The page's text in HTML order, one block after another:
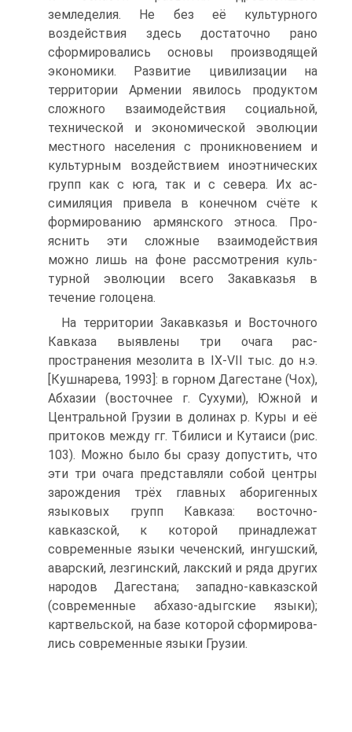
земледелия. Не без её культурного
воздействия здесь достаточно рано
сформи­ровались основы производящей
экономики. Развитие цивилизации на
террито­рии Армении явилось продуктом
сложного взаимодействия социальной,
техни­ческой и экономической эволюции
местного населения с проникновением и
культурным воздействием иноэтнических
групп как с юга, так и с севера. Их ас­
симиляция привела в конечном счёте к
формированию армянского этноса. Про­
яснить эти сложные взаимодействия
можно лишь на фоне рассмотрения куль­
турной эволюции всего Закавказья в
течение голоцена.
На территории Закавказья и Восточного
Кавказа выявлены три очага рас­
пространения мезолита в IX-VII тыс. до н.э.
[Кушнарева, 1993]: в горном Даге­стане (Чох),
Абхазии (восточнее г. Сухуми), Южной и
Центральной Грузии в до­линах р. Куры и её
притоков между гг. Тбилиси и Кутаиси (рис.
103). Можно бы­ло бы сразу допустить, что
эти три очага представляли собой центры
зарожде­ния трёх главных аборигенных
языковых групп Кавказа: восточно-
кавказской, к которой принадлежат
современные языки чеченский, ингушский,
аварский, лезгинский, лакский и ряда других
народов Дагестана; западно-кавказской
(сов­ременные абхазо-адыгские языки);
картвельской, на базе которой сформирова­
лись современные языки Грузии.